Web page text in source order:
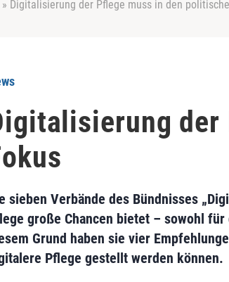
» Digitalisierung der Pflege muss in den
sieben Verbände des Bündnisses
große Chancen bietet – sowohl
Grund haben sie vier
Pflege gestellt werden können.